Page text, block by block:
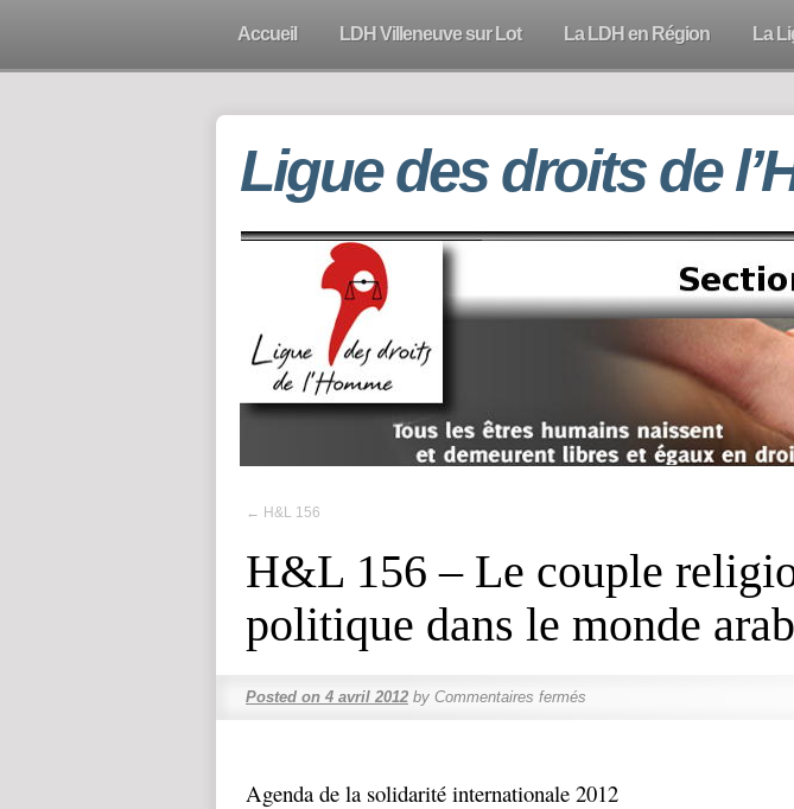
Accueil LDH Villeneuve sur Lot La LDH en Région La
Ligue des droits de
← H&L 156
H&L 156 – Le couple
politique dans le monde
Posted on 4 avril 2012 by Commentaires fermés
Agenda de la solidarité internationale 2012